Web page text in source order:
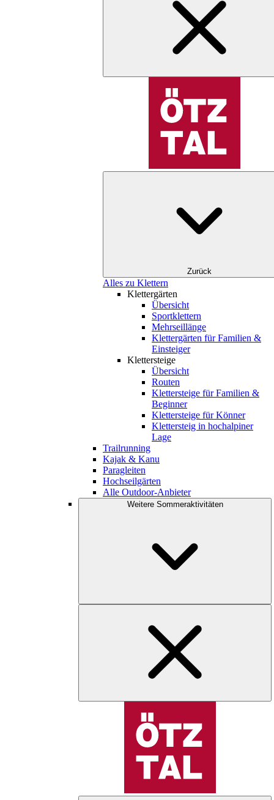
Zurück
Alles zu Klettern
Klettergärten
Übersicht
Sportklettern
Mehrseillänge
Klettergärten für Familien &
Einsteiger
Klettersteige
Übersicht
Routen
Klettersteige für Familien &
Beginner
Klettersteige für Könner
Klettersteig in hochalpiner
Lage
Trailrunning
Kajak & Kanu
Paragleiten
Hochseilgärten
Alle Outdoor-Anbieter
Weitere Sommeraktivitäten